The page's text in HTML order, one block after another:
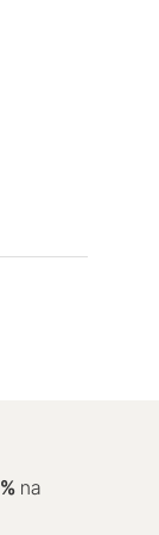
% na